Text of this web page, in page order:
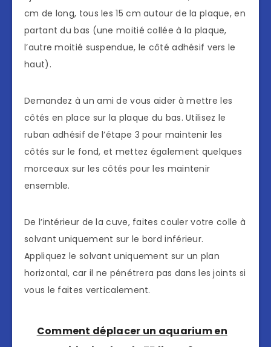
cm de long, tous les 15 cm autour de la plaque, en
partant du bas (une moitié collée à la plaque,
l’autre moitié suspendue, le côté adhésif vers le
haut).
Demandez à un ami de vous aider à mettre les
côtés en place sur la plaque du bas. Utilisez le
ruban adhésif de l’étape 3 pour maintenir les
côtés sur le fond, et mettez également quelques
morceaux sur les côtés pour les maintenir
ensemble.
De l’intérieur de la cuve, faites couler votre colle à
solvant uniquement sur le bord inférieur.
Appliquez le solvant uniquement sur un plan
horizontal, car il ne pénétrera pas dans les joints si
vous le faites verticalement.
Comment déplacer un aquarium en